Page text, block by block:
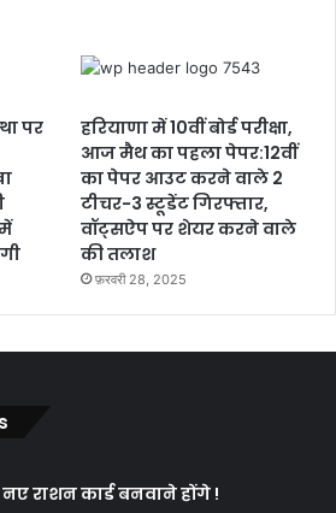
पर
हरियाणा में 10वीं बोर्ड परीक्षा,
आज मैथ का पहला पेपर:12वीं
का पेपर आउट करने वाले 2
टीचर-3 स्टूडेंट गिरफ्तार,
वॉट्सऐप पर शेयर करने वाले
की तलाश
फ़रवरी 28, 2025
राशन कार्ड बनवाने होंगे !